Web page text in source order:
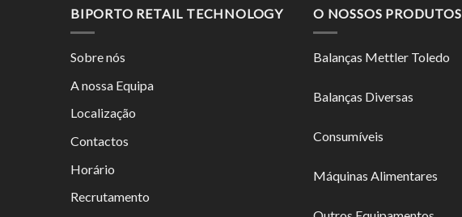
BIPORTO RETAIL TECHNOLOGY
Sobre nós
A nossa Equipa
Localização
Contactos
Horário
Recrutamento
O NOSSOS PRODUTOS
Balanças Mettler Toledo
Balanças Diversas
Consumíveis
Máquinas Alimentares